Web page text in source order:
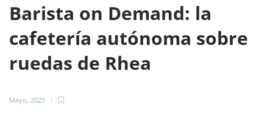
Barista on Demand: la
cafetería autónoma sobre
ruedas de Rhea
Mayo, 2025